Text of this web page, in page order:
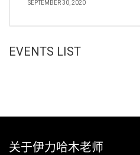
SEPTEMBER 30, 2020
EVENTS LIST
关于伊力哈木老师